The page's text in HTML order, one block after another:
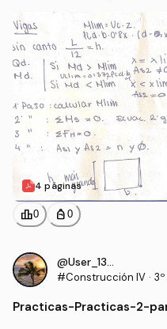
4 páginas
leaderboard0 personal_bag 0
@User_130540
#Construcción IV ·
Practicas-Practicas-2-